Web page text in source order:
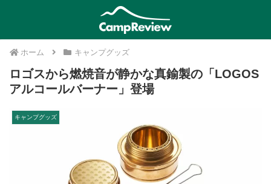
ホーム キャンプグッズ
ロゴスから燃焼音が静かな真鍮製の「LOGOS
アルコールバーナー」登場
キャンプグッズ